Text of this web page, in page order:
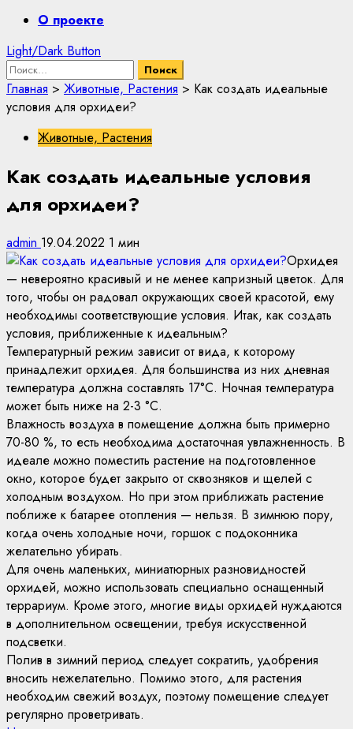
PrimaryО проекте
Light/Dark Button
Найти:
Главная > Животные, Растения > Как создать идеальные
условия для орхидеи?
Животные, Растения
Как создать идеальные условия
для орхидеи?
admin 19.04.2022 1 мин
Орхидея
— невероятно красивый и не менее капризный цветок. Для
того, чтобы он радовал окружающих своей красотой, ему
необходимы соответствующие условия. Итак, как создать
условия, приближенные к идеальным?
Температурный режим зависит от вида, к которому
принадлежит орхидея. Для большинства из них дневная
температура должна составлять 17°С. Ночная температура
может быть ниже на 2-3 °С.
Влажность воздуха в помещение должна быть примерно
70-80 %, то есть необходима достаточная увлажненность. В
идеале можно поместить растение на подготовленное
окно, которое будет закрыто от сквозняков и щелей с
холодным воздухом. Но при этом приближать растение
поближе к батарее отопления — нельзя. В зимнюю пору,
когда очень холодные ночи, горшок с подоконника
желательно убирать.
Для очень маленьких, миниатюрных разновидностей
орхидей, можно использовать специально оснащенный
террариум. Кроме этого, многие виды орхидей нуждаются
в дополнительном освещении, требуя искусственной
подсветки.
Полив в зимний период следует сократить, удобрения
вносить нежелательно. Помимо этого, для растения
необходим свежий воздух, поэтому помещение следует
регулярно проветривать.